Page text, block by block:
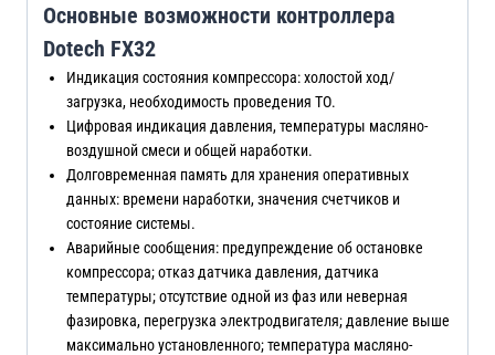
Основные возможности контроллера
Dotech FX32
Индикация состояния компрессора: холостой ход/
загрузка, необходимость проведения ТО.
Цифровая индикация давления, температуры масляно-
воздушной смеси и общей наработки.
Долговременная память для хранения оперативных
данных: времени наработки, значения счетчиков и
состояние системы.
Аварийные сообщения: предупреждение об остановке
компрессора; отказ датчика давления, датчика
температуры; отсутствие одной из фаз или неверная
фазировка, перегрузка электродвигателя; давление выше
максимально установленного; температура масляно-